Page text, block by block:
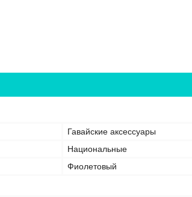
Гавайские аксессуары
Национальные
Фиолетовый